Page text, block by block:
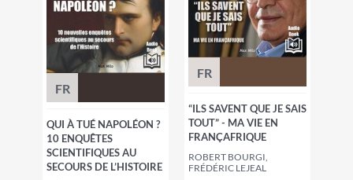
FR
QUI À TUÉ NAPOLÉON ?
10 ENQUÊTES
SCIENTIFIQUES AU
SECOURS DE L’HISTOIRE
FR
“ILS SAVENT QUE JE SAIS
TOUT” - MA VIE EN
FRANÇAFRIQUE
ROBERT BOURGI,
FRÉDÉRIC LEJEAL